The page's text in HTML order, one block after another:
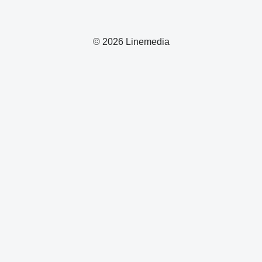
© 2026 Linemedia